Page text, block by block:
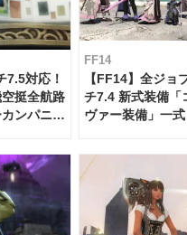
7.5対応！
挺全航路
ンパニ
FF14
【FF14】全ジョ
チ7.4 新式装備「
ヴァー装備」一